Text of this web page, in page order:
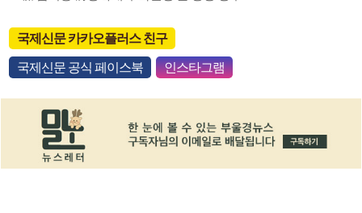
국제신문 카카오플러스 친구
국제신문 공식 페이스북 인스타그램